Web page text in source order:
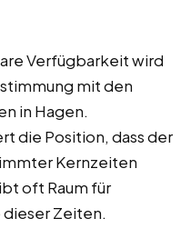
Verfügbarkeit wird
mit den
in Hagen.
die Position, dass der
Kernzeiten
oft Raum für
dieser Zeiten.